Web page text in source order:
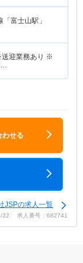
富士山駅」
送迎業務あり ※
…
わせる
JSPの求人一覧
22 求人番号：682741